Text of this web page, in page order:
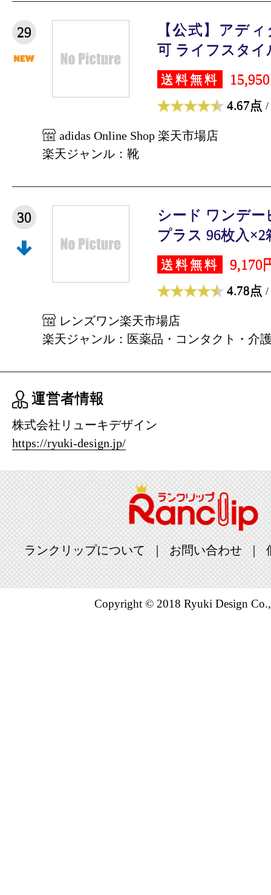
29
【公式】アデ
可 ライフスタイ
送料無料
4.67点 /
adidas Online Shop 楽天市場店
楽天ジャンル：靴
30
シード ワンデ
プラス 96枚入×2
送料無料 9,170
4.78点 /
レンズワン楽天市場店
楽天ジャンル：医薬品・コンタクト・介
運営者情報
株式会社リューキデザイン
https://ryuki-design.jp/
ランクリップについて お問い合わせ
Copyright © 2018 Ryuki Design